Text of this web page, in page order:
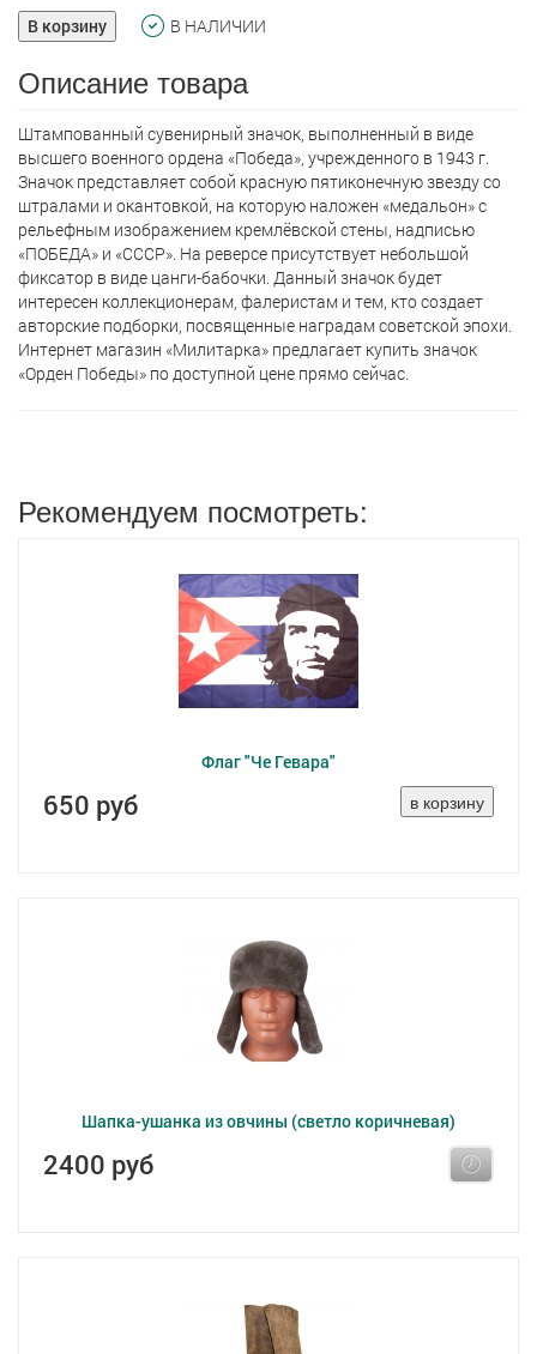
В корзину В НАЛИЧИИ
Описание товара
Штампованный сувенирный значок, выполненный в виде
высшего военного ордена «Победа», учрежденного в 1943 г.
Значок представляет собой красную пятиконечную звезду со
штралами и окантовкой, на которую наложен «медальон» с
рельефным изображением кремлёвской стены, надписью
«ПОБЕДА» и «СССР». На реверсе присутствует небольшой
фиксатор в виде цанги-бабочки. Данный значок будет
интересен коллекционерам, фалеристам и тем, кто создает
авторские подборки, посвященные наградам советской эпохи.
Интернет магазин «Милитарка» предлагает кyпить значок
«Орден Победы» по доступной цене прямо сейчас.
Рекомендуем посмотреть:
Флаг "Че Гевара"
650 руб
Шапка-ушанка из овчины (светло коричневая)
2400 руб